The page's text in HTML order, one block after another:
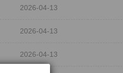
2026-04-13
2026-04-13
2026-04-13